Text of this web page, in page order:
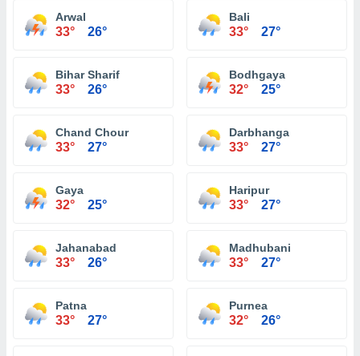
Arwal
33° 26°
Bali
33° 27°
Bihar Sharif
33° 26°
Bodhgaya
32° 25°
Chand Chour
33° 27°
Darbhanga
33° 27°
Gaya
32° 25°
Haripur
33° 27°
Jahanabad
33° 26°
Madhubani
33° 27°
Patna
33° 27°
Purnea
32° 26°